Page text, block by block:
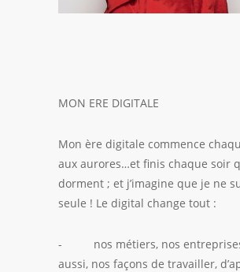
MON ERE DIGITALE
Mon ère digitale commence
aux aurores…et finis chaque soir
dorment ; et j’imagine que je ne
seule ! Le digital change tout :
- nos métiers, nos
aussi, nos façons de travailler,